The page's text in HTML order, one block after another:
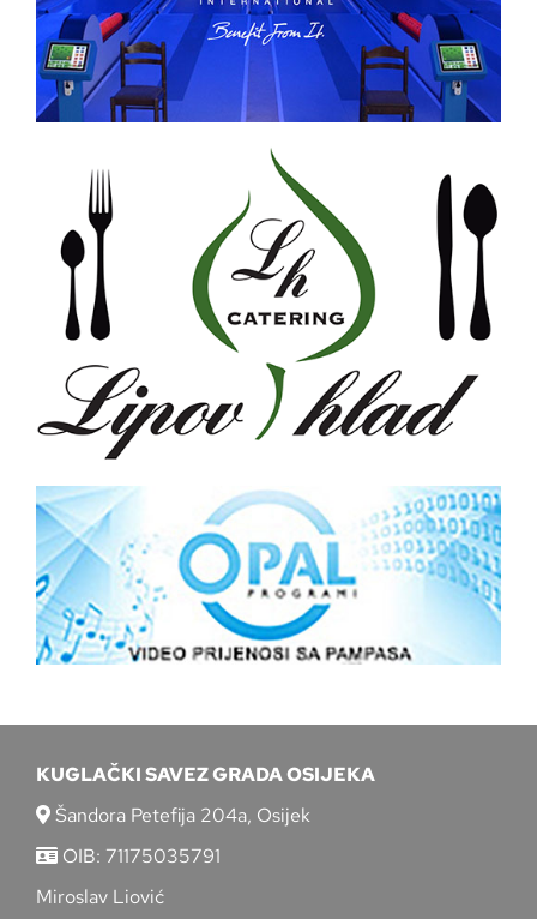
KUGLAČKI SAVEZ GRADA OSIJEKA
Šandora Petefija 204a, Osijek
OIB: 71175035791
Miroslav Liović